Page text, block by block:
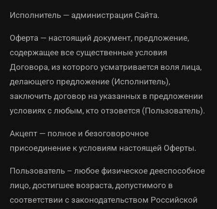
Исполнитель — администрация Сайта.
Оферта — настоящий документ, предложение,
содержащее все существенные условия
Договора, из которого усматривается воля лица,
делающего предложение (Исполнитель),
заключить договор на указанных в предложении
условиях с любым, кто отзовется (Пользователь).
Акцепт — полное и безоговорочное
присоединение к условиям настоящей Оферты.
Пользователь – любое физическое дееспособное
лицо, достигшее возраста, допустимого в
соответствии с законодательством Российской